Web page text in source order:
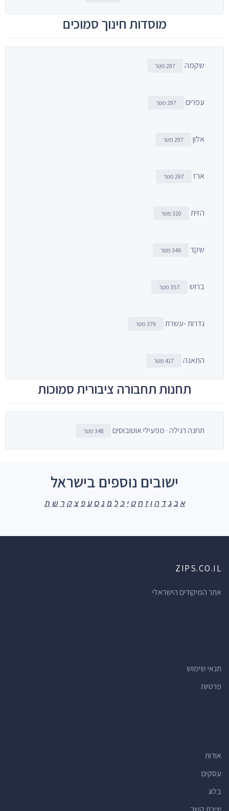
מוסדות חינוך סמוכים
שקמה 297 מטר
עפרים 297 מטר
אלון 297 מטר
ארז 297 מטר
הזית 320 מטר
שקד 346 מטר
ברוש 357 מטר
גדרות -עשרת 379 מטר
התאנה 417 מטר
תחנות תחבורה ציבורית סמוכות
תחנה רגילה · מפעילי אוטובוסים 348 מטר
ישובים נוספים בישראל
א ב ג ד ה ו ז ח ט י כ ל מ נ ס ע פ צ ק ר ש ת
ZIPS.CO.IL
אתר המיקודים הישראלי
תנאי שימוש
פרטיות
אודות
עסקים
בלוג